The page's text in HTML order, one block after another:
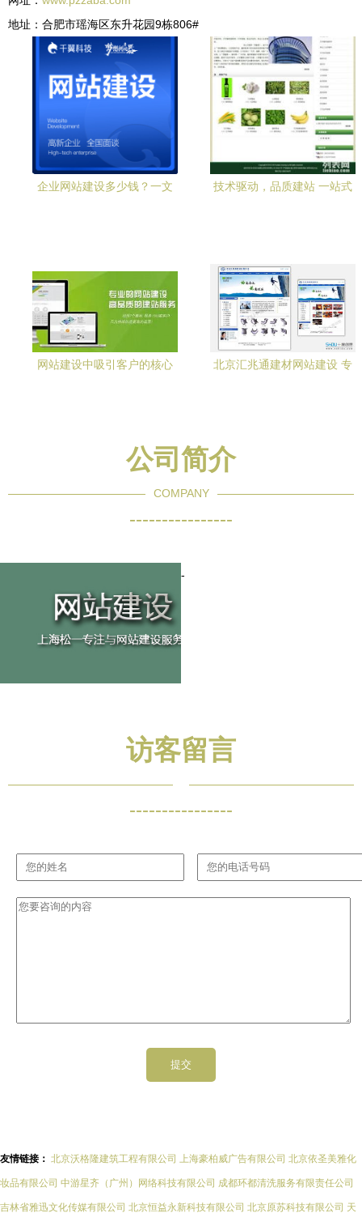
地址：合肥市瑶海区东升花园9栋806#
企业网站建设多少钱？一文
技术驱动，品质建站 一站式
网站建设中吸引客户的核心
北京汇兆通建材网站建设 专
公司简介
COMPANY
----------------
-
访客留言
----------------
友情链接： 北京沃格隆建筑工程有限公司 上海豪柏威广告有限公司 北京依圣美雅化
妆品有限公司 中游星齐（广州）网络科技有限公司 成都环都清洗服务有限责任公司
吉林省雅迅文化传媒有限公司 北京恒益永新科技有限公司 北京原苏科技有限公司 天